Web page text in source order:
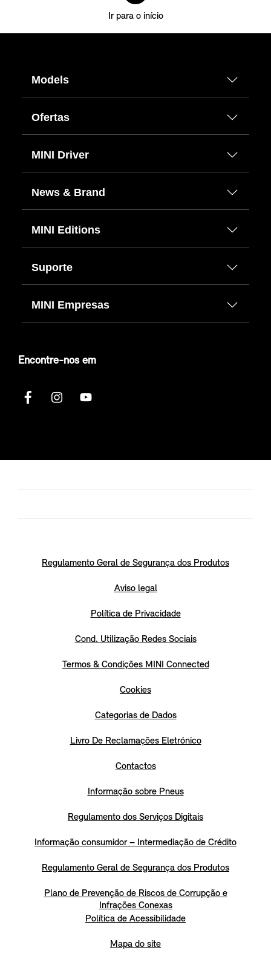
Ir para o início
Models
Ofertas
MINI Driver
News & Brand
MINI Editions
Suporte
MINI Empresas
Encontre-nos em
Regulamento Geral de Segurança dos Produtos
Aviso legal
Política de Privacidade
Cond. Utilização Redes Sociais
Termos & Condições MINI Connected
Cookies
Categorias de Dados
Livro De Reclamações Eletrónico
Contactos
Informação sobre Pneus
Regulamento dos Serviços Digitais
Informação consumidor – Intermediação de Crédito
Regulamento Geral de Segurança dos Produtos
Plano de Prevenção de Riscos de Corrupção e
Infrações Conexas
Política de Acessibilidade
Mapa do site